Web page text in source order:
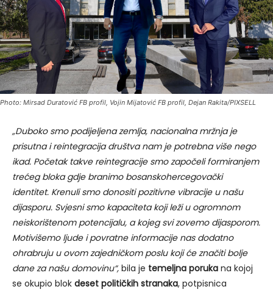
Photo: Mirsad Duratović FB profil, Vojin Mijatović FB profil, Dejan Rakita/PIXSELL
„Duboko smo podijeljena zemlja, nacionalna mržnja je
prisutna i reintegracija društva nam je potrebna više nego
ikad. Početak takve reintegracije smo započeli formiranjem
trećeg bloka gdje branimo bosanskohercegovački
identitet. Krenuli smo donositi pozitivne vibracije u našu
dijasporu. Svjesni smo kapaciteta koji leži u ogromnom
neiskorištenom potencijalu, a kojeg svi zovemo dijasporom.
Motivišemo ljude i povratne informacije nas dodatno
ohrabruju u ovom zajedničkom poslu koji će značiti bolje
dane za našu domovinu“, bila je temeljna poruka na kojoj
se okupio blok deset političkih stranaka, potpisnica